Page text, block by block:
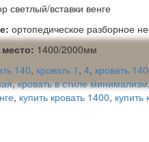
светлый/вставки венге
ортопедическое разборное
1400/2000мм
140, кровать 1 , 4, кровать
,кровать в стиле минимализм
, купить кровать 1400, купить